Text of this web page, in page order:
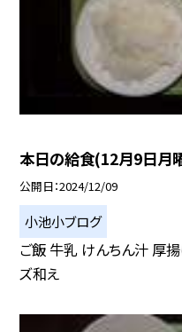
本日の給食(12月9日月
公開日 2024/12/09
小池小ブログ
ご飯 牛乳 けんちん汁 厚
ズ和え